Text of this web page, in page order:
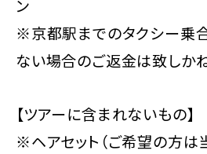
ン
※京都駅までのタクシー乗
ない場合のご返金は致しかね
【ツアーに含まれないもの】
※ヘアセット（ご希望の方